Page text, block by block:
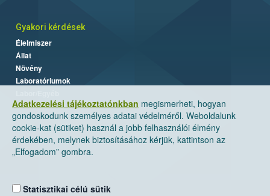
Adatkezelési tájékoztatónkban megismerheti, hogyan
gondoskodunk személyes adatai védelméről. Weboldalunk
cookie-kat (sütiket) használ a jobb felhasználói élmény
érdekében, melynek biztosításához kérjük, kattintson az
„Elfogadom” gombra.
Statisztikai célú sütik
Gyakori kérdések
Élelmiszer
Állat
Növény
Laboratóriumok